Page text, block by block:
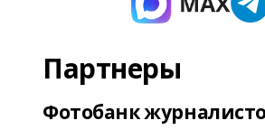
Партнеры
Фотобанк